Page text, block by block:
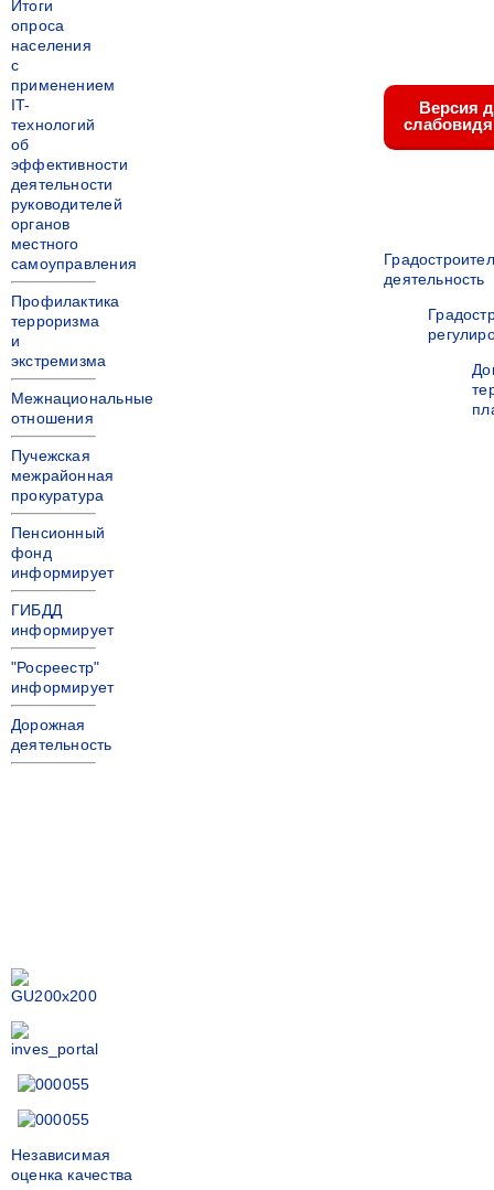
Итоги
опроса
населения
с
применением
IT-
технологий
об
эффективности
деятельности
руководителей
органов
местного
самоуправления
Профилактика
терроризма
и
экстремизма
Межнациональные
отношения
Пучежская
межрайонная
прокуратура
Пенсионный
фонд
информирует
ГИБДД
информирует
"Росреестр"
информирует
Дорожная
деятельность
Независимая
оценка качества
Версия
деятельность